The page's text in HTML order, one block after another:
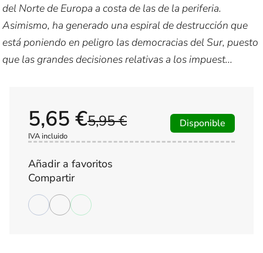
del Norte de Europa a costa de las de la periferia.
Asimismo, ha generado una espiral de destrucción que
está poniendo en peligro las democracias del Sur, puesto
que las grandes decisiones relativas a los impuest...
5,95 €
5,65 €
IVA incluido
Disponible
Añadir a favoritos
Compartir